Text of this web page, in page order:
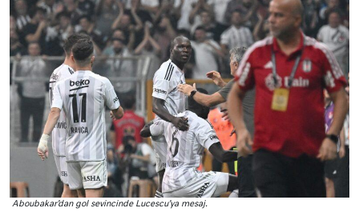
Aboubakar’dan gol sevincinde Lucescu’ya mesaj.